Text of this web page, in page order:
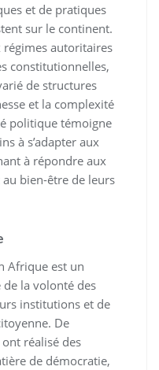
et de pratiques
sur le continent.
régimes autoritaires
constitutionnelles,
de structures
et la complexité
politique témoigne
à s’adapter aux
à répondre aux
bien-être de leurs
Afrique est un
la volonté des
institutions et de
De
réalisé des
de démocratie,